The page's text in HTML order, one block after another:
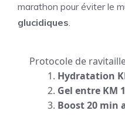
marathon pour éviter le
glucidiques.
Protocole de
Hydratation
Gel entre KM
Boost 20 min